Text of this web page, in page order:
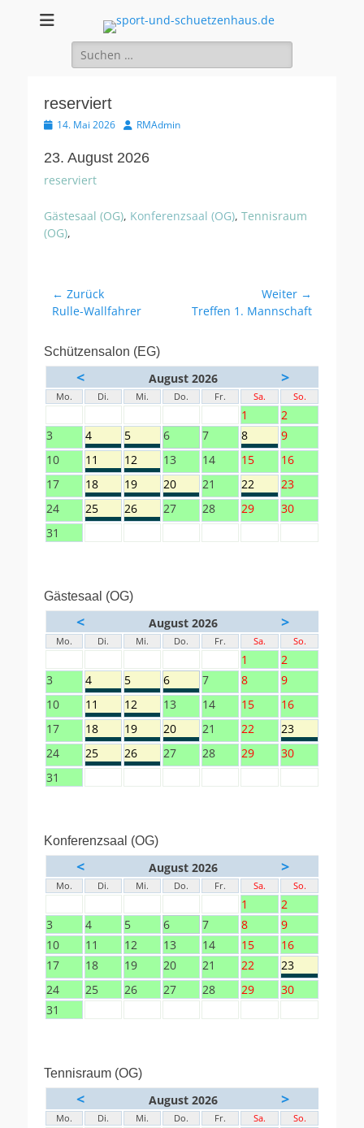
sport-und-
Sport- und Schützenhaus GbR
Suche
nach:
reserviert
Veröffentlicht
14. Mai 2026 AutorRMAdmin
23. August 2026
reserviert
Gästesaal (OG), Konferenzsaal (OG), Tennisraum
(OG),
Beitragsnavigation
← Zurück
Vorheriger
Rulle-Wallfahrer
Weiter →
Nächster
Treffen 1. Mannschaft
Schützensalon (EG)
< August 2026 >
Mo. Di. Mi. Do. Fr. Sa. So.
1
2
3
4 5 6 7 8
9
10
11 12 13 14 15
16
17
18 19 20 21 22
23
24
25 26 27 28 29
30
31
Gästesaal (OG)
< August 2026 >
Mo. Di. Mi. Do. Fr. Sa. So.
1
2
3
4 5 6 7 8
9
10
11 12 13 14 15
16
17
18 19 20 21 22
23
24
25 26 27 28 29
30
31
Konferenzsaal (OG)
< August 2026 >
Mo. Di. Mi. Do. Fr. Sa. So.
1
2
3
4 5 6 7 8
9
10
11 12 13 14 15
16
17
18 19 20 21 22
23
24
25 26 27 28 29
30
31
Tennisraum (OG)
< August 2026 >
Mo. Di. Mi. Do. Fr. Sa. So.